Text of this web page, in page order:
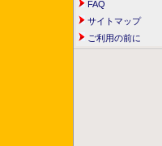
FAQ
サイトマップ
ご利用の前に